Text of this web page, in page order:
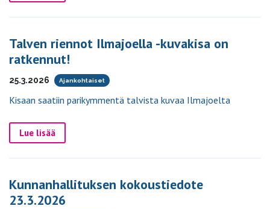
Talven riennot Ilmajoella -kuvakisa on
ratkennut!
25.3.2026 Ajankohtaiset
Kisaan saatiin parikymmentä talvista kuvaa Ilmajoelta
Lue lisää
Kunnanhallituksen kokoustiedote
23.3.2026